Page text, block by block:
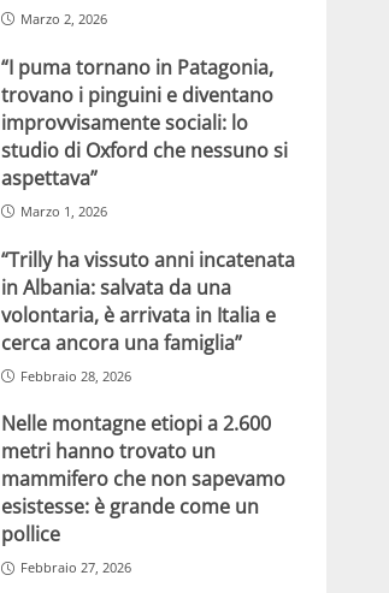
Marzo 2, 2026
“I puma tornano in Patagonia,
trovano i pinguini e diventano
improvvisamente sociali: lo
studio di Oxford che nessuno si
aspettava”
Marzo 1, 2026
“Trilly ha vissuto anni incatenata
in Albania: salvata da una
volontaria, è arrivata in Italia e
cerca ancora una famiglia”
Febbraio 28, 2026
Nelle montagne etiopi a 2.600
metri hanno trovato un
mammifero che non sapevamo
esistesse: è grande come un
pollice
Febbraio 27, 2026